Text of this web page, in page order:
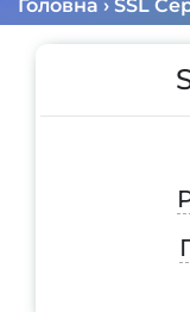
Головна › SSL